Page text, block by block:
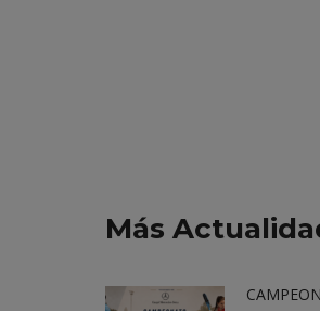
Más